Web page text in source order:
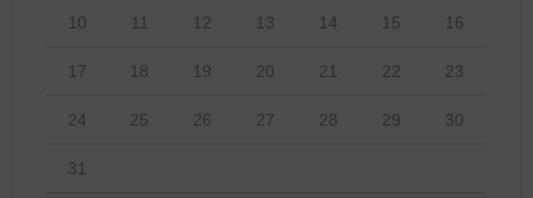
10 11 12 13 14 15 16
17 18 19 20 21 22 23
24 25 26 27 28 29 30
31